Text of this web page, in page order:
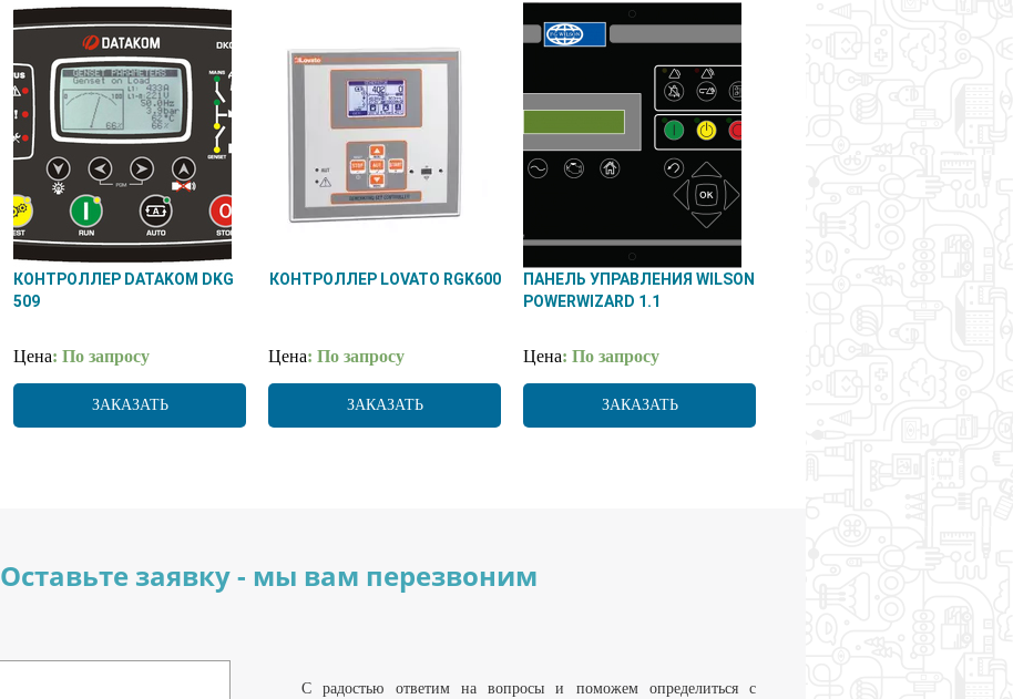
КОНТРОЛЛЕР DATAKOM DKG
509
Цена: По запросу
ЗАКАЗАТЬ
КОНТРОЛЛЕР LOVATO RGK600
Цена: По запросу
ЗАКАЗАТЬ
ПАНЕЛЬ УПРАВЛЕНИЯ WILSON
POWERWIZARD 1.1
Цена: По запросу
ЗАКАЗАТЬ
Оставьте заявку - мы вам перезвоним
С радостью ответим на вопросы и поможем определиться с